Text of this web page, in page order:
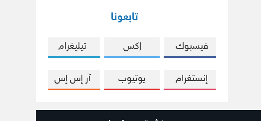
تابعونا
فيسبوك إكس تيليغرام
إنستغرام يوتيوب آر إس إس